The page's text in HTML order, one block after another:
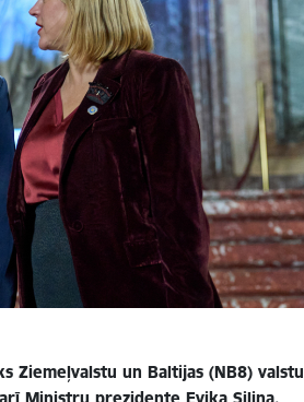
Ziemeļvalstu un Baltijas (NB8) valstu